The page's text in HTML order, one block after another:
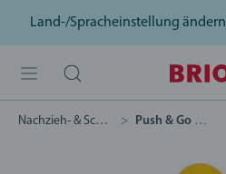
Land-/Spracheinstellung ändern
Nachzieh- & Schiebespielzeug Push & Go Rennwagen Silber Edition